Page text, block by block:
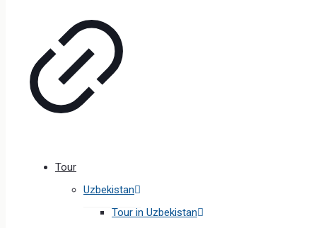
Tour
Uzbekistan
Tour in Uzbekistan